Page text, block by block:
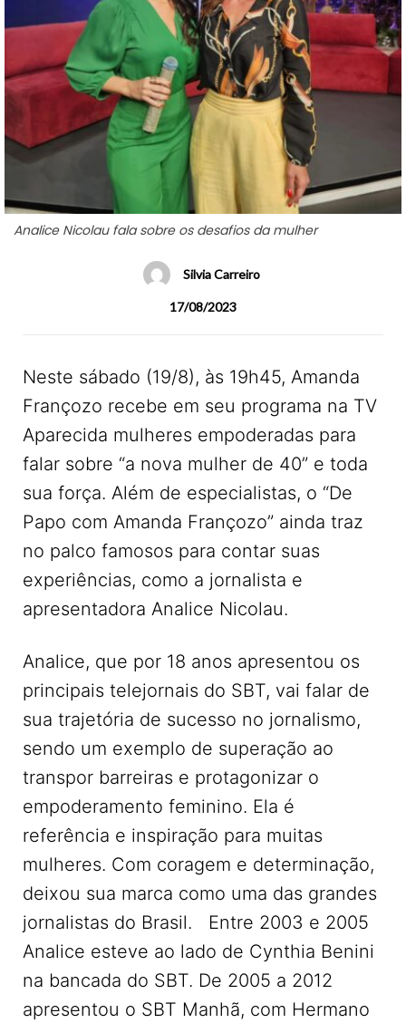
Analice Nicolau fala sobre os desafios da mulher
Silvia Carreiro
17/08/2023
Neste sábado (19/8), às 19h45, Amanda
Françozo recebe em seu programa na TV
Aparecida mulheres empoderadas para
falar sobre “a nova mulher de 40” e toda
sua força. Além de especialistas, o “De
Papo com Amanda Françozo” ainda traz
no palco famosos para contar suas
experiências, como a jornalista e
apresentadora Analice Nicolau.
Analice, que por 18 anos apresentou os
principais telejornais do SBT, vai falar de
sua trajetória de sucesso no jornalismo,
sendo um exemplo de superação ao
transpor barreiras e protagonizar o
empoderamento feminino. Ela é
referência e inspiração para muitas
mulheres. Com coragem e determinação,
deixou sua marca como uma das grandes
jornalistas do Brasil. Entre 2003 e 2005
Analice esteve ao lado de Cynthia Benini
na bancada do SBT. De 2005 a 2012
apresentou o SBT Manhã, com Hermano